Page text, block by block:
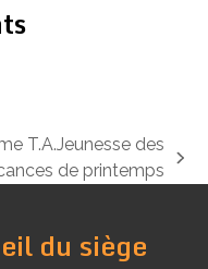
T.A.Jeunesse des
de printemps
du siège